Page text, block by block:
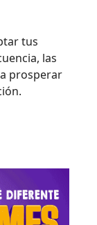
tus
las
prosperar